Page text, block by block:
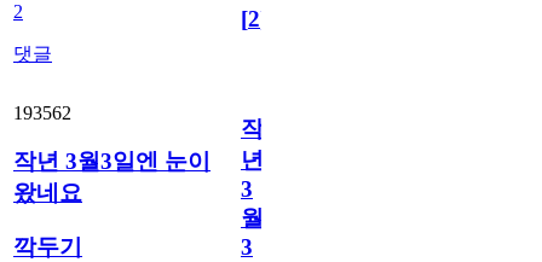
2
댓글
[2]
193562
작년 3월3일엔 눈이
왔네요
깍두기
작
년
3
월
3